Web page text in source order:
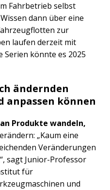
Fahrbetrieb selbst
dann über eine
zur
laufen derzeit mit
könnte es 2025
ändernden
anpassen können
Produkte wandeln,
„Kaum eine
Veränderungen
sagt Junior-Professor
für
und